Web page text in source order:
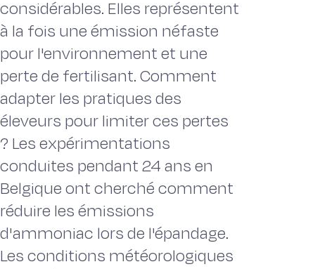
considérables. Elles représentent
à la fois une émission néfaste
pour l'environnement et une
perte de fertilisant. Comment
adapter les pratiques des
éleveurs pour limiter ces pertes
? Les expérimentations
conduites pendant 24 ans en
Belgique ont cherché comment
réduire les émissions
d'ammoniac lors de l'épandage.
Les conditions météorologiques